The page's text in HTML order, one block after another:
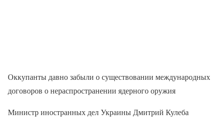
Оккупанты давно забыли о существовании международных
договоров о нераспространении ядерного оружия
Министр иностранных дел Украины Дмитрий Кулеба